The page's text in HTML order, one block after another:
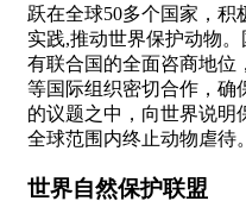
跃在全球50多个国家，积
实践,推动世界保护动物
有联合国的全面咨商地位
等国际组织密切合作，确
的议题之中，向世界说明
全球范围内终止动物虐待。
世界自然保护联盟